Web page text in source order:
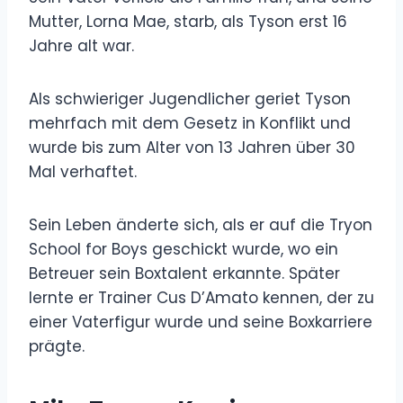
Mutter, Lorna Mae, starb, als Tyson erst 16
Jahre alt war.
Als schwieriger Jugendlicher geriet Tyson
mehrfach mit dem Gesetz in Konflikt und
wurde bis zum Alter von 13 Jahren über 30
Mal verhaftet.
Sein Leben änderte sich, als er auf die Tryon
School for Boys geschickt wurde, wo ein
Betreuer sein Boxtalent erkannte. Später
lernte er Trainer Cus D’Amato kennen, der zu
einer Vaterfigur wurde und seine Boxkarriere
prägte.